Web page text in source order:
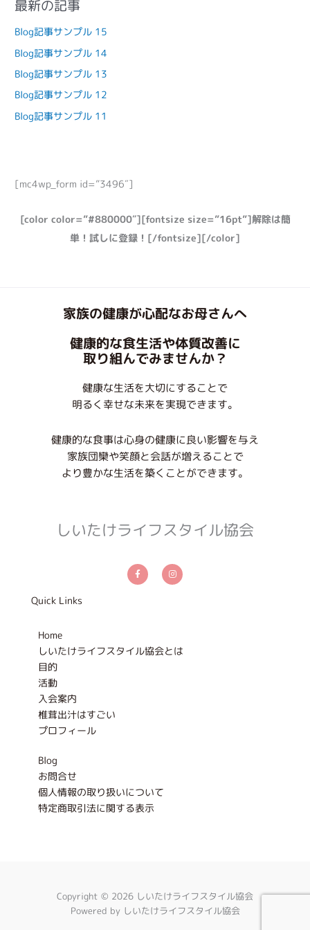
最新の記事
Blog記事サンプル 15
Blog記事サンプル 14
Blog記事サンプル 13
Blog記事サンプル 12
Blog記事サンプル 11
[mc4wp_form id=”3496″]
[color color=”#880000″][fontsize size=”16pt”]解除は簡
単！試しに登録！[/fontsize][/color]
家族の健康が心配なお母さんへ
健康的な食生活や体質改善に
取り組んでみませんか？
健康な生活を大切にすることで
明るく幸せな未来を実現できます。
健康的な食事は心身の健康に良い影響を与え
家族団欒や笑顔と会話が増えることで
より豊かな生活を築くことができます。
しいたけライフスタイル協会
a
c
e
n
s
t
Quick Links
Home
しいたけライフスタイル協会とは
目的
活動
入会案内
椎茸出汁はすごい
プロフィール
Blog
お問合せ
個人情報の取り扱いについて
特定商取引法に関する表示
Copyright © 2026 しいたけライフスタイル協会
Powered by しいたけライフスタイル協会